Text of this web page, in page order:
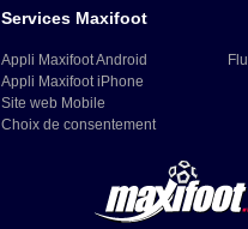
Services Maxifoot
Appli Maxifoot Android
Appli Maxifoot iPhone
Site web Mobile
Choix de consentement